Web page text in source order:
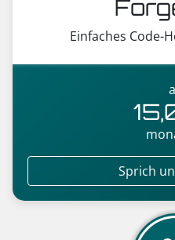
Einfaches Code-
Sprich